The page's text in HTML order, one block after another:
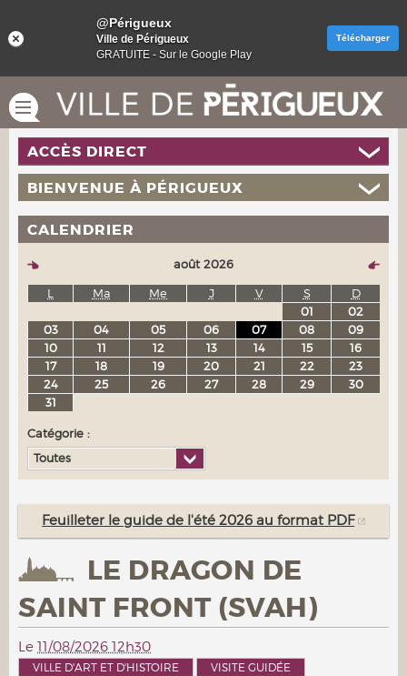
Feuilleter le guide de l'été 2026 au format PDF
LE DRAGON DE
SAINT FRONT (SVAH)
Le 11/08/2026 12h30
VILLE D'ART ET D'HISTOIRE
VISITE GUIDÉE
ACCÈS DIRECT
BIENVENUE À PÉRIGUEUX
CALENDRIER
août 2026
L
Ma Me J V S
D
01
02
03
04 05 06 07 08
09
10
11 12 13 14 15
16
17
18 19 20 21 22
23
24
25 26 27 28 29
30
31
Catégorie :
Toutes
@Périgueux
Ville de Périgueux
GRATUITE - Sur le Google Play
Télécharger